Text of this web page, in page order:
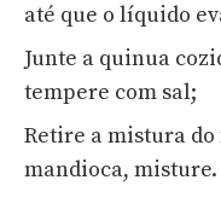
até que o líquido
Junte a quinua
tempere com sal;
Retire a mistura
mandioca,